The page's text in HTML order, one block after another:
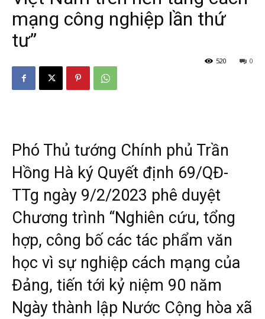
mạng công nghiệp lần thứ
tư”
0
520
Phó Thủ tướng Chính phủ Trần
Hồng Hà ký Quyết định 69/QĐ-
TTg ngày 9/2/2023 phê duyệt
Chương trình “Nghiên cứu, tổng
hợp, công bố các tác phẩm văn
học vì sự nghiệp cách mạng của
Đảng, tiến tới kỷ niệm 90 năm
Ngày thành lập Nước Cộng hòa xã